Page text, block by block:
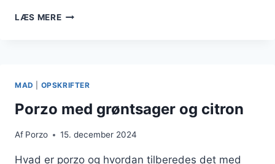
LÆS MEREPORZO
MAD OPSKRIFTER
Porzo med grøntsager og citron
Af Porzo 15. december 2024
Hvad er porzo og hvordan tilberedes det med